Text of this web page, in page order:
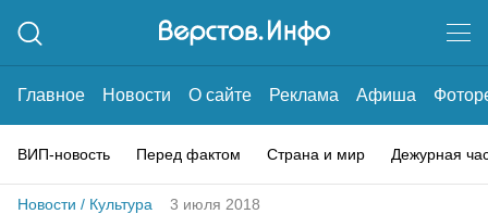
Главное Новости О сайте Реклама Афиша
ВИП-новость Перед фактом Страна и мир Дежурная
Новости / Культура 3 июля 2018